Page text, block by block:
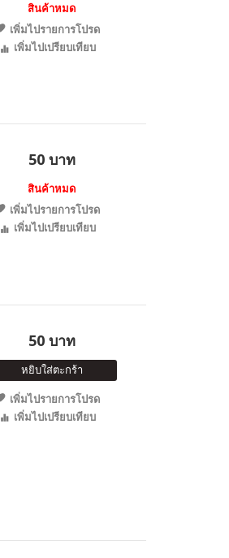
สินค้าหมด
เพิ่มไปรายการโปรด
เพิ่มไปเปรียบเทียบ
50 บาท
สินค้าหมด
เพิ่มไปรายการโปรด
เพิ่มไปเปรียบเทียบ
50 บาท
หยิบใส่ตะกร้า
เพิ่มไปรายการโปรด
เพิ่มไปเปรียบเทียบ